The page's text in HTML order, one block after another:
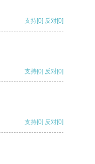
支持[0] 反对[0]
支持[0] 反对[0]
支持[0] 反对[0]